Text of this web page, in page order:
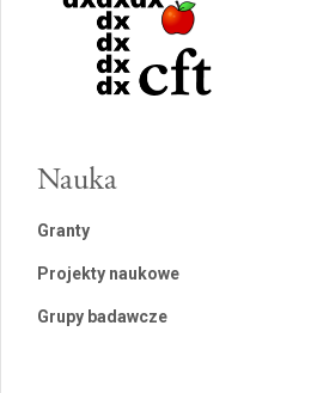
Nauka
Granty
Projekty naukowe
Grupy badawcze